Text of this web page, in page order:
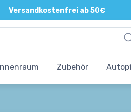
Versandkostenfrei ab 50€
Innenraum Zubehör